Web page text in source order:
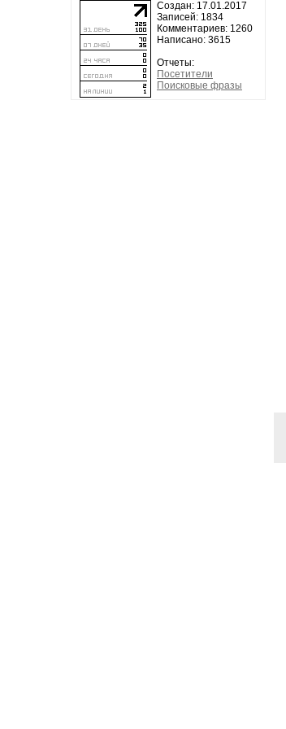
Создан: 17.01.2017
Записей: 1834
Комментариев: 1260
Написано: 3615
Отчеты:
Посетители
Поисковые фразы